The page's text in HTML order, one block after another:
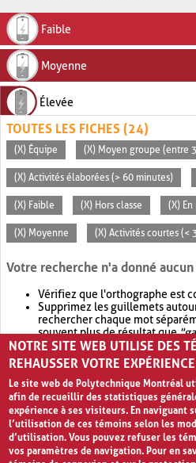
Faible
Moyenne
Élevée
TOUTES LES FICHES (24)
(X) Équipe (X) Moyen groupe (entre
(X) Activités élaborées (> 60 minutes)
(X) Faible (X) Hors classe (X)
(X) Moyenne (X) Activités courtes (<
Votre recherche n'a donné
Vérifiez que l'orthographe est
Supprimez les guillemets
rechercher chaque mot
souvent plus de résultat que
Envisagez d'élargir votre
retournera souvent plus de
NOTRE SITE WEB UTILISE DES
REHAUSSER VOTRE
Le site web de Polytechnique Montréal
afin de recueillir des statistiques
expérience à ses visiteurs. En naviguant
l’utilisation de ces témoins selon les
d’utilisation. Vous pouvez refuser les
vos paramètres de navigation. Pour en